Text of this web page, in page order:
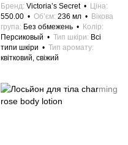
Бренд Victoria’s Secret
Ціна
550.00
Об’єм 236 мл
Вікова
група Без обмежень
Колір
Персиковый
Тип шкіри
Всі
типи шкіри
Тип аромату
квітковий, свіжий